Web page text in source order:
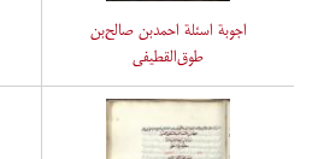
اجوبة اسئلة احمدبن صالح‌بن
طوق‌القطیفی